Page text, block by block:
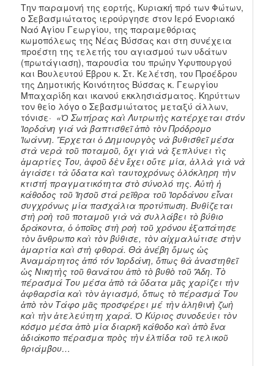
Την παραμονή της εορτής, Κυριακή πρό των Φώτων,
ο Σεβασμιώτατος ιερούργησε στον Ιερό Ενοριακό
Ναό Αγίου Γεωργίου, της παραμεθόριας
κωμοπόλεως της Νέας Βύσσας και στη συνέχεια
προέστη της τελετής του αγιασμού των υδάτων
(πρωτάγιαση), παρουσία του πρώην Υφυπουργού
και Βουλευτού Έβρου κ. Στ. Κελέτση, του Προέδρου
της Δημοτικής Κοινότητος Βύσσας κ. Γεωργίου
Μπαχαρίδη και ικανού εκκλησιάσματος. Κηρύττων
τον θείο λόγο ο Σεβασμιώτατος μεταξύ άλλων,
τόνισε· «Ὁ Σωτήρας καὶ Λυτρωτὴς κατέρχεται στόν
Ἰoρδάνη γιά νὰ βαπτισθεῖ ἀπὸ τὸν Πρόδρομο
Ἰωάννη. Ἔρχεται ὁ Δημιουργὸς νὰ βυθισθεῖ μέσα
στὰ νερὰ τοῦ ποταμοῦ, ὄχι γιὰ νὰ ξεπλύνει τὶς
ἁμαρτίες Του, ἀφοῦ δὲν ἔχει οὔτε μία, ἀλλὰ γιὰ νὰ
ἁγιάσει τὰ ὕδατα καὶ ταυτοχρόνως ὁλόκληρη τὴν
κτιστή πραγματικότητα στὸ σύνολό της. Αὐτὴ ἡ
κάθοδος τοῦ Ἰησοῦ στά ρεῖθρα τοῦ Ἰορδάνου εἶναι
συγχρόνως μία πασχάλια προτύπωση. Βυθίζεται
στὴ ροὴ τοῦ ποταμοῦ γιὰ νὰ συλλάβει τὸ βύθιο
δράκοντα, ὁ ὁποῖος στὴ ροὴ τοῦ χρόνου ἐξαπάτησε
τὸν ἄνθρωπο καὶ τὸν βύθισε, τὸν αἰχμαλώτισε στὴν
ἁμαρτία καὶ στὴ φθορά. Θὰ ἀνέβη ὅμως ὡς
Ἀναμάρτητος ἀπό τόν Ἰορδάνη, ὅπως θὰ ἀναστηθεῖ
ὡς Νικητὴς τοῦ θανάτου ἀπὸ τὸ βυθὸ τοῦ Ἅδη. Τὸ
πέρασμά Του μέσα ἀπὸ τὰ ὕδατα μᾶς χαρίζει τὴν
ἀφθαρσία καὶ τὸν ἁγιασμό, ὅπως τὸ πέρασμά Του
ἀπὸ τὸν Τάφο μᾶς προσφέρει μέ τὴν ἀληθινὴ ζωὴ
καὶ τὴν ἀτελεύτητη χαρά. Ὁ Κύριος συνοδεύει τὸν
κόσμο μέσα ἀπὸ μία διαρκῆ κάθοδο καὶ ἀπὸ ἕνα
ἀδιάκοπο πέρασμα πρὸς τὴν ἐλπίδα τοῦ τελικοῦ
θριάμβου…